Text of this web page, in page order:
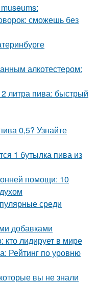
сможешь без
алкотестером:
литра пива: быстрый
0,5? Узнайте
1 бутылка пива из
помощи: 10
среди
добавками
кто лидирует в мире
Рейтинг по уровню
вы не знали